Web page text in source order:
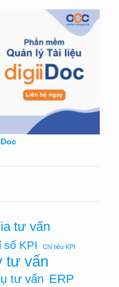
tư vấn
số KPI Chỉ tiêu KPI
tư vấn
tư vấn ERP